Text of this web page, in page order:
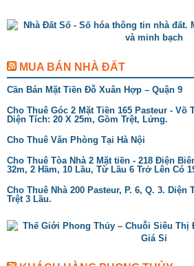
MUA BÁN NHÀ ĐẤT
Cần Bán Mặt Tiền Đỗ Xuân Hợp – Quận 9
Cho Thuê Góc 2 Mặt Tiền 165 Pasteur - Võ
Diện Tích: 20 X 25m, Gồm Trệt, Lửng.
Cho Thuê Văn Phòng Tại Hà Nội
Cho Thuê Tòa Nhà 2 Mặt tiền - 218 Điện
32m, 2 Hầm, 10 Lầu, Từ Lầu 6 Trở Lên Có
Cho Thuê Nhà 200 Pasteur, P. 6, Q. 3. Diện
Trệt 3 Lầu.